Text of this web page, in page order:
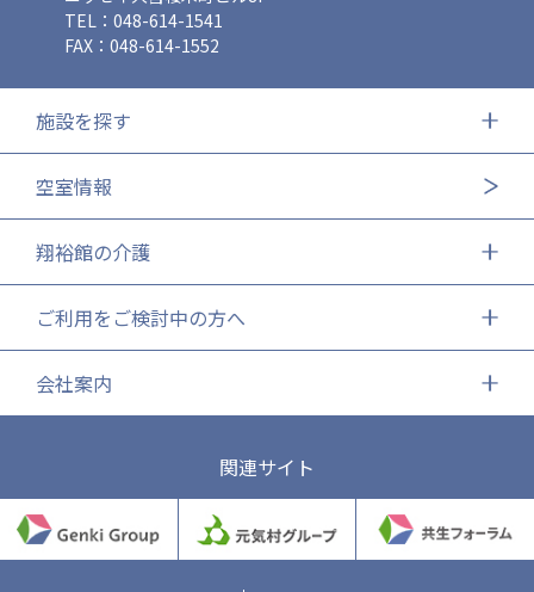
TEL：048-614-1541
FAX：048-614-1552
施設を探す
空室情報
翔裕館の介護
ご利用をご検討中の方へ
会社案内
関連サイト